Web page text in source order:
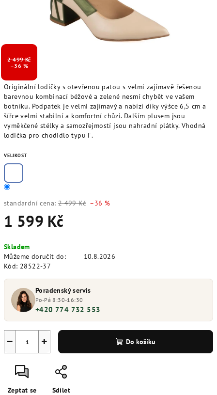
Originální lodičky s otevřenou patou s velmi zajímavě řešenou
barevnou kombinací béžové a zelené nesmí chybět ve vašem
botníku. Podpatek je velmi zajímavý a nabízí díky výšce 6,5 cm a
šířce velmi stabilní a komfortní chůzi. Dalším plusem jsou
vyměkčené stélky a samozřejmostí jsou nahradní plátky. Vhodná
lodička pro chodidlo typu F.
VELIKOST
standardní cena: 2 499 Kč –36 %
1 599 Kč
cena:
Skladem
Můžeme doručit do:
10.8.2026
Kód: 28522-37
Poradenský servis
Po-Pá 8:30-16:30
+420 774 732 553
+
− Do košíku
Zeptat se Sdílet
2 499 Kč
–36 %